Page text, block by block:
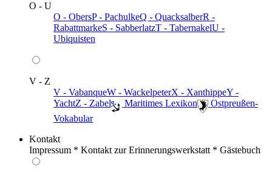
O - U
O - ObersP - PachulkeQ - QuacksalberR -
RabattmarkeS - SabberlatzT - TabernakelU -
Ubiquisten
V - Z
V - VabanqueW - WackelpeterX - XanthippeY -
YachtZ - Zabel ️ Maritimes Lexikon
️ Ostpreußen-
Vokabular
Kontakt
Impressum * Kontakt zur Erinnerungswerkstatt * Gästebuch